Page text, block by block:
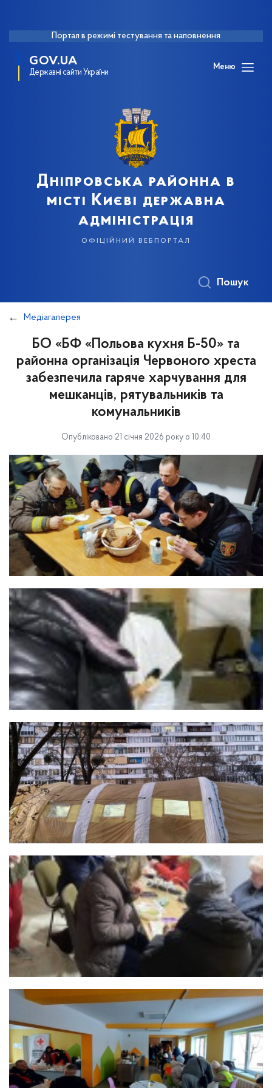
Портал в режимі тестування та наповнення
GOV.UA
Державні сайти України
Меню
Дніпровська районна в
місті Києві державна
адміністрація
офіційний вебпортал
Пошук
Медіагалерея
БО «БФ «Польова кухня Б-50» та
районна організація Червоного хреста
забезпечила гаряче харчування для
мешканців, рятувальників та
комунальників
Опубліковано 21 січня 2026 року о 10:40